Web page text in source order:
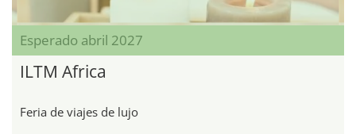
Esperado abril 2027
ILTM Africa
Feria de viajes de lujo